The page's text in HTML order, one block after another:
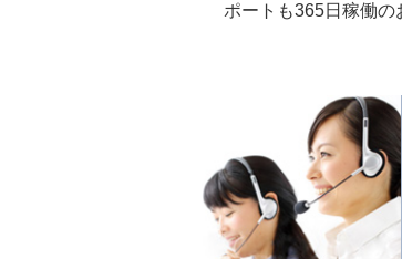
ポートも365日稼働の